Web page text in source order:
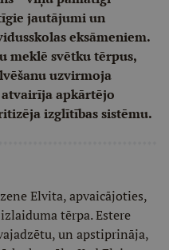
jautājumi un
eksāmeniem.
meklē svētku tērpus,
uzvirmoja
apkārtējo
izglītības sistēmu.
Elvita, apvaicājoties,
tērpa. Estere
un apstiprināja,